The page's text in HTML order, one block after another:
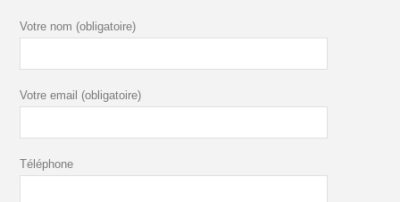
Votre nom (obligatoire)
Votre email (obligatoire)
Téléphone